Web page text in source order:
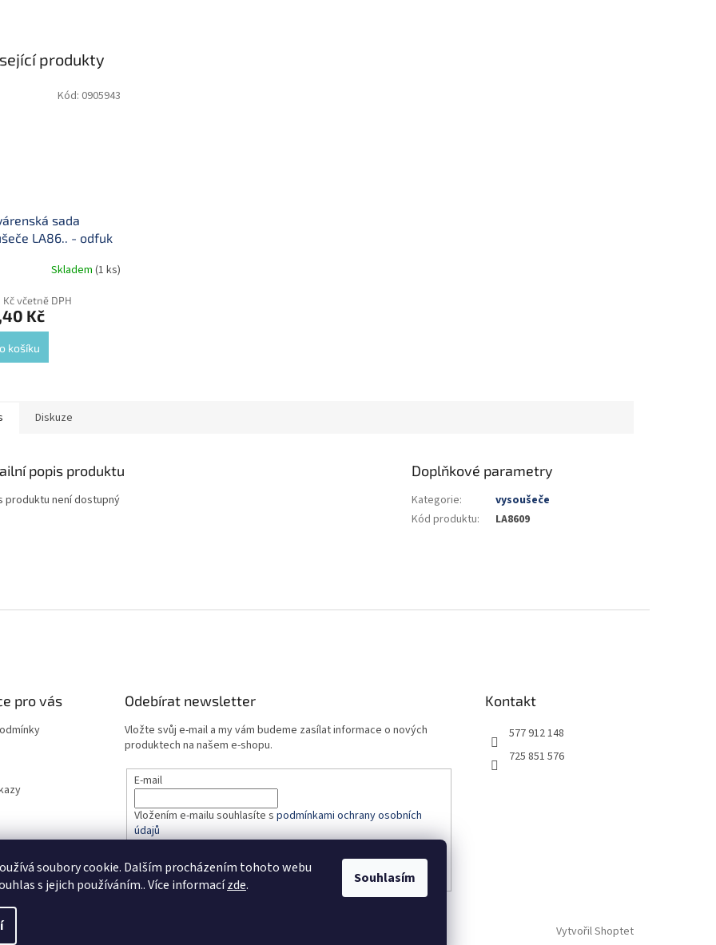
soubory cookie. Dalším procházením tohoto webu
s jejich používáním.. Více informacízde. Souhlasím
produkty
sada
LA86.. - odfuk
Skladem (1 ks)
včetně DPH
Kč
košíku
Kód: 0905943
Diskuze
popis produktu
produktu není dostupný
Doplňkové parametry
Kategorie:
vysoušeče
Kód produktu: LA8609
pro vás Odebírat newsletter
Vložte svůj e-mail a my vám budeme zasílat informace o nových
produktech na našem e-shopu.
E-mail
Vložením e-mailu souhlasíte s podmínkami ochrany osobních
údajů
PŘIHLÁSIT SE
Kontakt
577 912 148
725 851 576
Vytvořil Shoptet